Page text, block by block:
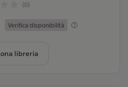
(0)
Verifica disponibilità
libreria